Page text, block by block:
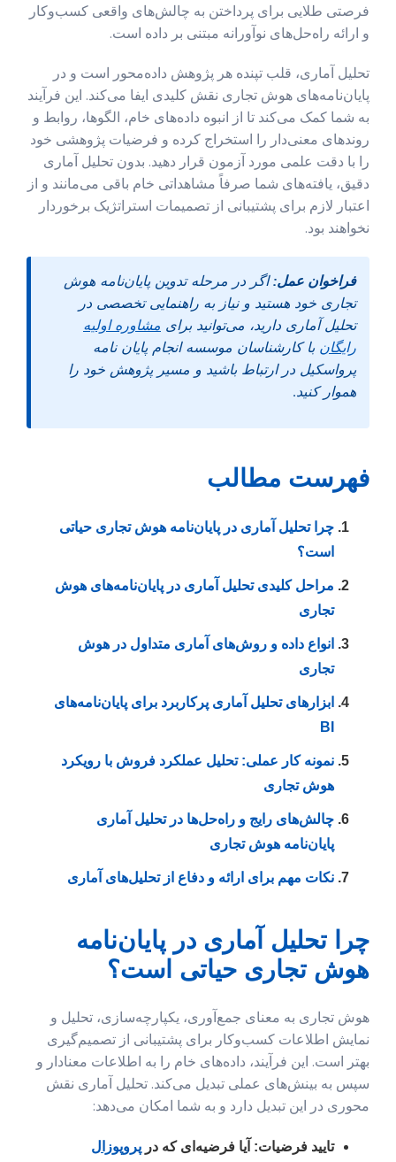
فرصتی طلایی برای پرداختن به چالش‌های واقعی کسب‌وکار
و ارائه راه‌حل‌های نوآورانه مبتنی بر داده است.
تحلیل آماری، قلب تپنده هر پژوهش داده‌محور است و در
پایان‌نامه‌های هوش تجاری نقش کلیدی ایفا می‌کند. این فرآیند
به شما کمک می‌کند تا از انبوه داده‌های خام، الگوها، روابط و
روندهای معنی‌دار را استخراج کرده و فرضیات پژوهشی خود
را با دقت علمی مورد آزمون قرار دهید. بدون تحلیل آماری
دقیق، یافته‌های شما صرفاً مشاهداتی خام باقی می‌مانند و از
اعتبار لازم برای پشتیبانی از تصمیمات استراتژیک برخوردار
نخواهند بود.
فراخوان عمل:اگر در مرحله تدوین پایان‌نامه هوش
تجاری خود هستید و نیاز به راهنمایی تخصصی در
تحلیل آماری دارید، می‌توانید برای مشاوره اولیه
رایگان با کارشناسان موسسه انجام پایان نامه
پرواسکیل در ارتباط باشید و مسیر پژوهش خود را
هموار کنید.
فهرست مطالب
چرا تحلیل آماری در پایان‌نامه هوش تجاری حیاتی
است؟
مراحل کلیدی تحلیل آماری در پایان‌نامه‌های هوش
تجاری
انواع داده و روش‌های آماری متداول در هوش
تجاری
ابزارهای تحلیل آماری پرکاربرد برای پایان‌نامه‌های
BI
نمونه کار عملی: تحلیل عملکرد فروش با رویکرد
هوش تجاری
چالش‌های رایج و راه‌حل‌ها در تحلیل آماری
پایان‌نامه هوش تجاری
نکات مهم برای ارائه و دفاع از تحلیل‌های آماری
چرا تحلیل آماری در پایان‌نامه
هوش تجاری حیاتی است؟
هوش تجاری به معنای جمع‌آوری، یکپارچه‌سازی، تحلیل و
نمایش اطلاعات کسب‌وکار برای پشتیبانی از تصمیم‌گیری
بهتر است. این فرآیند، داده‌های خام را به اطلاعات معنادار و
سپس به بینش‌های عملی تبدیل می‌کند. تحلیل آماری نقش
محوری در این تبدیل دارد و به شما امکان می‌دهد:
تایید فرضیات: آیا فرضیه‌ای که در پروپوزال